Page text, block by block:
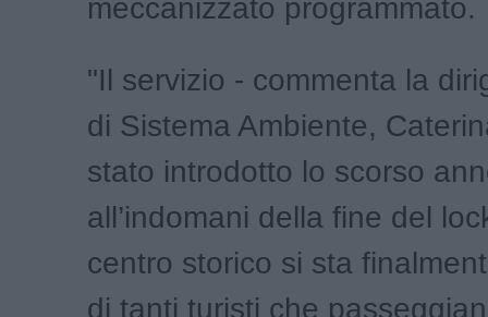
meccanizzato programmato.
"Il servizio - commenta la
di Sistema Ambiente,
stato introdotto lo scorso
all’indomani della fine del
centro storico si sta
di tanti turisti che